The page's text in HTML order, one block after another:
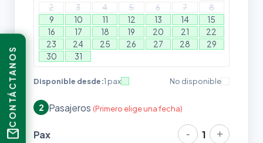
2
3 4 5 6 7
8
9
10 11 12 13 14
15
16
17 18 19 20 21
22
23
24 25 26 27 28
29
30
31
Disponible desde:1 pax No disponible
2 Pasajeros (Primero elige una fecha)
Pax - 1 +
CONTÁCTANOS
mail